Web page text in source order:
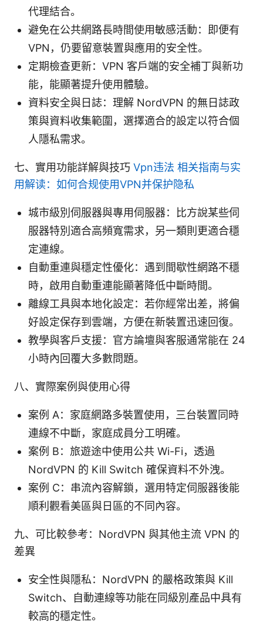
代理結合。
避免在公共網路長時間使用敏感活動：即便有
VPN，仍要留意裝置與應用的安全性。
定期檢查更新：VPN 客戶端的安全補丁與新功
能，能顯著提升使用體驗。
資料安全與日誌：理解 NordVPN 的無日誌政
策與資料收集範圍，選擇適合的設定以符合個
人隱私需求。
七、實用功能詳解與技巧 Vpn违法 相关指南与实
用解读：如何合规使用VPN并保护隐私
城市級別伺服器與專用伺服器：比方說某些伺
服器特別適合高頻寬需求，另一類則更適合穩
定連線。
自動重連與穩定性優化：遇到間歇性網路不穩
時，啟用自動重連能顯著降低中斷時間。
離線工具與本地化設定：若你經常出差，將偏
好設定保存到雲端，方便在新裝置迅速回復。
教學與客戶支援：官方論壇與客服通常能在 24
小時內回覆大多數問題。
八、實際案例與使用心得
案例 A：家庭網路多裝置使用，三台裝置同時
連線不中斷，家庭成員分工明確。
案例 B：旅遊途中使用公共 Wi-Fi，透過
NordVPN 的 Kill Switch 確保資料不外洩。
案例 C：串流內容解鎖，選用特定伺服器後能
順利觀看美區與日區的不同內容。
九、可比較參考：NordVPN 與其他主流 VPN 的
差異
安全性與隱私：NordVPN 的嚴格政策與 Kill
Switch、自動連線等功能在同級別產品中具有
較高的穩定性。